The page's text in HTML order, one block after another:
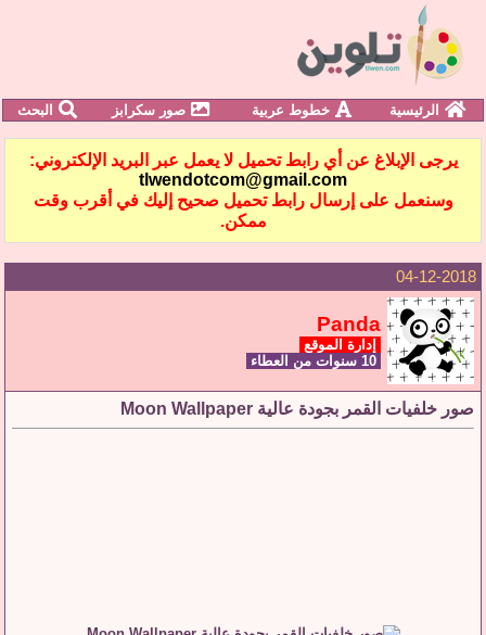
الرئيسية خطوط عربية صور سكرابز البحث
يرجى الإبلاغ عن أي رابط تحميل لا يعمل عبر البريد الإلكتروني:
tlwendotcom@gmail.com
وسنعمل على إرسال رابط تحميل صحيح إليك في أقرب وقت
ممكن.
04-12-2018
Panda
إدارة الموقع
صور خلفيات القمر بجودة عالية Moon Wallpaper